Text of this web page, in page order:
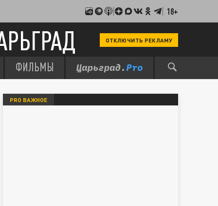
18+
ОТКЛЮЧИТЬ РЕКЛАМУ
ФИЛЬМЫ
PRO ВАЖНОЕ